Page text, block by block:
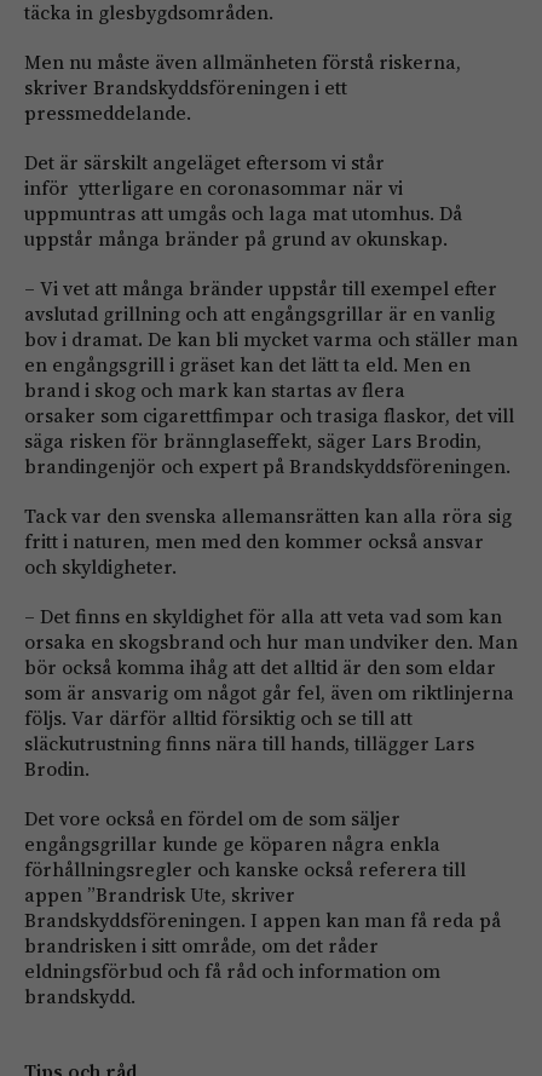
täcka in glesbygdsområden.
Men nu måste även allmänheten förstå riskerna,
skriver Brandskyddsföreningen i ett
pressmeddelande.
Det är särskilt angeläget eftersom vi står
inför ytterligare en coronasommar när vi
uppmuntras att umgås och laga mat utomhus. Då
uppstår många bränder på grund av okunskap.
– Vi vet att många bränder uppstår till exempel efter
avslutad grillning och att engångsgrillar är en vanlig
bov i dramat. De kan bli mycket varma och ställer man
en engångsgrill i gräset kan det lätt ta eld. Men en
brand i skog och mark kan startas av flera
orsaker som cigarettfimpar och trasiga flaskor, det vill
säga risken för brännglaseffekt, säger Lars Brodin,
brandingenjör och expert på Brandskyddsföreningen.
Tack var den svenska allemansrätten kan alla röra sig
fritt i naturen, men med den kommer också ansvar
och skyldigheter.
– Det finns en skyldighet för alla att veta vad som kan
orsaka en skogsbrand och hur man undviker den. Man
bör också komma ihåg att det alltid är den som eldar
som är ansvarig om något går fel, även om riktlinjerna
följs. Var därför alltid försiktig och se till att
släckutrustning finns nära till hands, tillägger Lars
Brodin.
Det vore också en fördel om de som säljer
engångsgrillar kunde ge köparen några enkla
förhållningsregler och kanske också referera till
appen ”Brandrisk Ute, skriver
Brandskyddsföreningen. I appen kan man få reda på
brandrisken i sitt område, om det råder
eldningsförbud och få råd och information om
brandskydd.